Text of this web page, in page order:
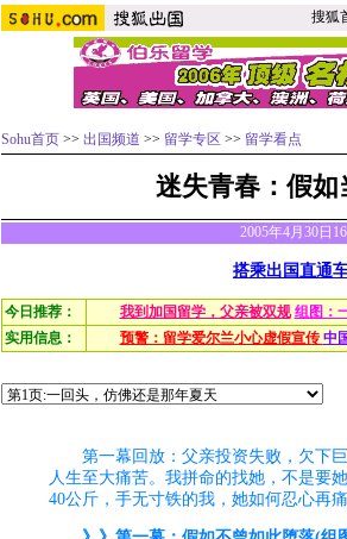
搜狐
Sohu首页 >> 出国频道 >> 留学专区 >> 留学看点
迷失青春：假
2005年4月30日
搭乘出国直通
今日推荐： 我到加国留学，父亲被双规 组图：
实用信息：
预警：留学爱尔兰小心虚假宣传 中
第一幕回放：父亲投资失败，欠下
人生至大痛苦。我拼命的找她，不是要
40公斤，手无寸铁的我，她如何忍心再